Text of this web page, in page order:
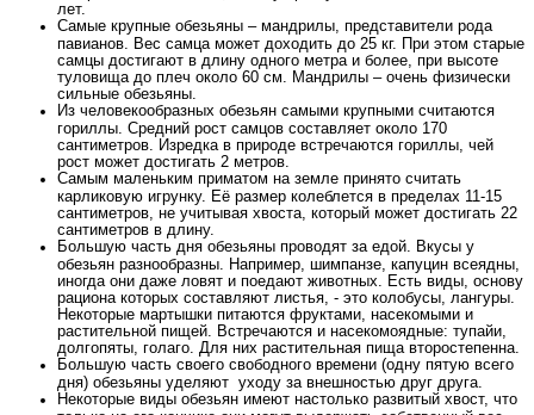
лет.
Самые крупные обезьяны – мандрилы, представители рода
павианов. Вес самца может доходить до 25 кг. При этом старые
самцы достигают в длину одного метра и более, при высоте
туловища до плеч около 60 см. Мандрилы – очень физически
сильные обезьяны.
Из человекообразных обезьян самыми крупными считаются
гориллы. Средний рост самцов составляет около 170
сантиметров. Изредка в природе встречаются гориллы, чей
рост может достигать 2 метров.
Самым маленьким приматом на земле принято считать
карликовую игрунку. Её размер колеблется в пределах 11-15
сантиметров, не учитывая хвоста, который может достигать 22
сантиметров в длину.
Большую часть дня обезьяны проводят за едой. Вкусы у
обезьян разнообразны. Например, шимпанзе, капуцин всеядны,
иногда они даже ловят и поедают животных. Есть виды, основу
рациона которых составляют листья, - это колобусы, лангуры.
Некоторые мартышки питаются фруктами, насекомыми и
растительной пищей. Встречаются и насекомоядные: тупайи,
долгопяты, голаго. Для них растительная пища второстепенна.
Большую часть своего свободного времени (одну пятую всего
дня) обезьяны уделяют уходу за внешностью друг друга.
Некоторые виды обезьян имеют настолько развитый хвост, что